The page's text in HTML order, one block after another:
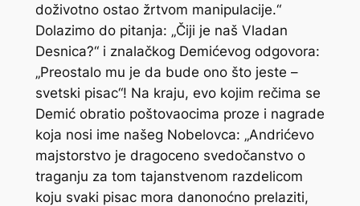
doživotno ostao žrtvom manipulacije.“
Dolazimo do pitanja: „Čiji je naš Vladan
Desnica?“ i znalačkog Demićevog odgovora:
„Preostalo mu je da bude ono što jeste –
svetski pisac“! Na kraju, evo kojim rečima se
Demić obratio poštovaocima proze i nagrade
koja nosi ime našeg Nobelovca: „Andrićevo
majstorstvo je dragoceno svedočanstvo o
traganju za tom tajanstvenom razdelicom
koju svaki pisac mora danonoćno prelaziti,